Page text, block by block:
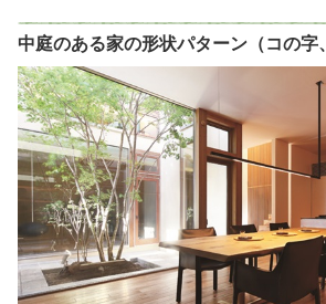
中庭のある家の形状パターン（コの字